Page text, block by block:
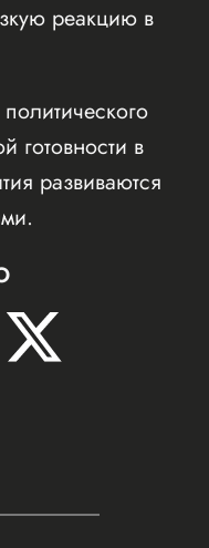
реакцию в
готовности в
развиваются